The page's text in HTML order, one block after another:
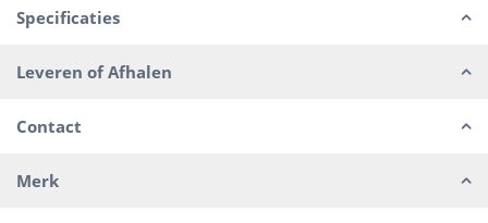
Specificaties
Leveren of Afhalen
Contact
Merk